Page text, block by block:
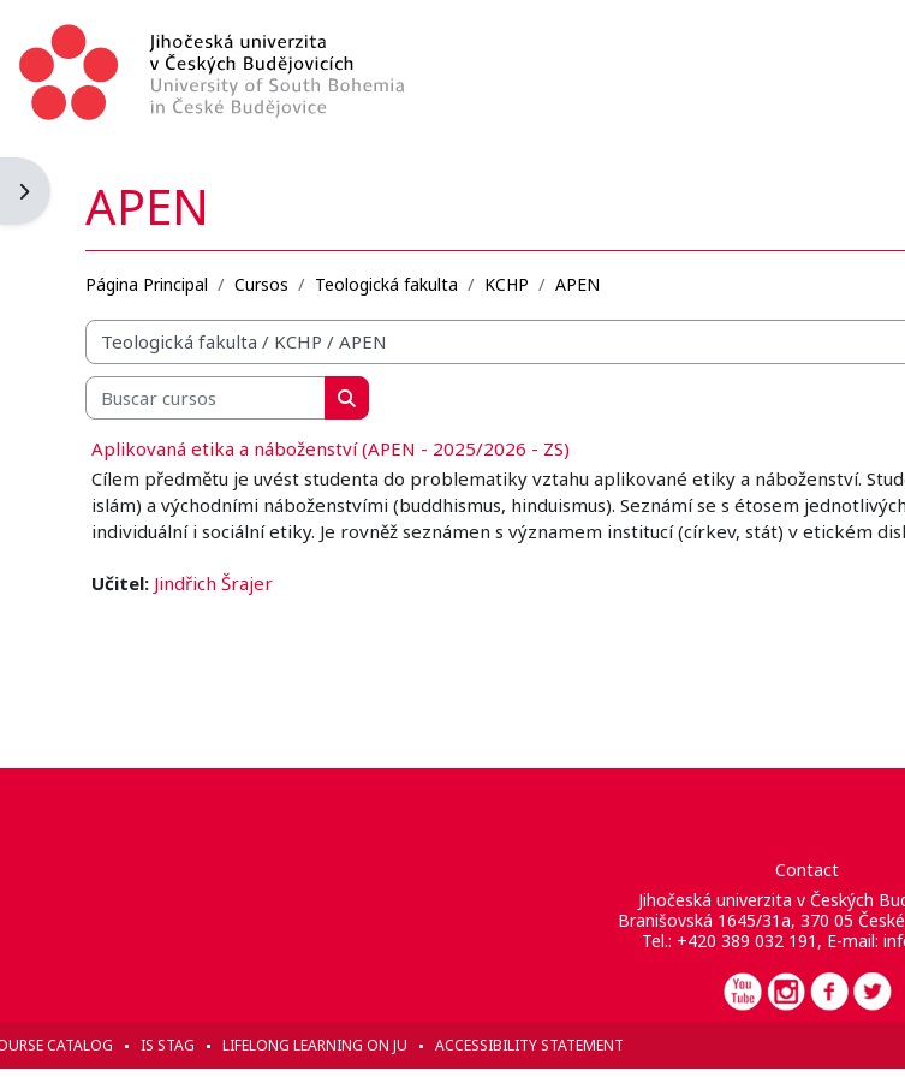
Abrir cajón de bloques
APEN
Página Principal Cursos Teologická fakulta KCHP APEN
Categorías
Buscar cursos
Buscar cursos
Aplikovaná etika a náboženství (APEN - 2025/2026 - ZS)
Cílem předmětu je uvést studenta do problematiky vztahu aplikované etiky a náboženství.
islám) a východními náboženstvími (buddhismus, hinduismus). Seznámí se s étosem
individuální i sociální etiky. Je rovněž seznámen s významem institucí (církev, stát) v etickém
Učitel: Jindřich Šrajer
Contact
Jihočeská univerzita v Českých
Branišovská 1645/31a, 370 05
Tel.: +420 389 032 191, E-mail:
CATALOG IS STAG LIFELONG LEARNING ON JU ACCESSIBILITY STATEMENT